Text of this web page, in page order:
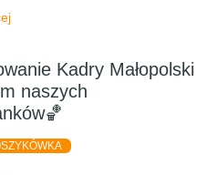
Kadry Małopolski
naszych